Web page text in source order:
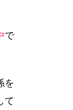
で
を
て